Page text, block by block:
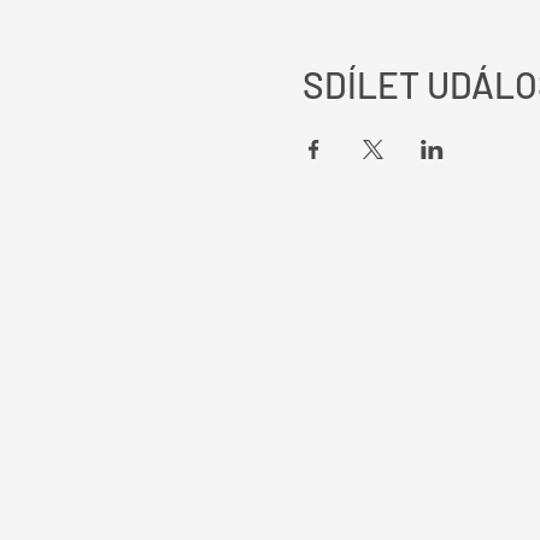
SDÍLET